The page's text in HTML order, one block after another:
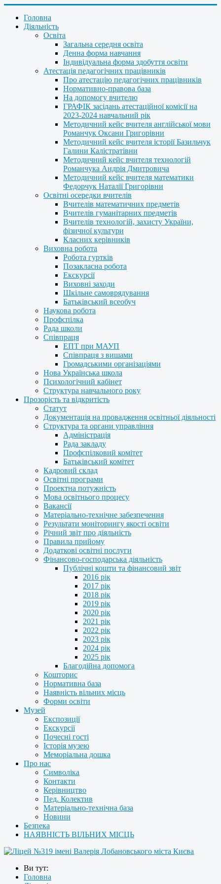
Головна
Діяльність
Освіта
Загальна середня освіта
Денна форма навчання
Індивідуальна форма здобуття освіти
Атестація педагогічних працівників
Про атестацію педагогічних працівників
Нормативно-правова база
На допомогу вчителю
ГРАФІК засідань атестаційної комісії на
2023-2024 навчальний рік
Методичний кейс вчителя англійської мови
Романчук Оксани Григорівни
Методичний кейс вчителя історії Базильчук
Галини Калістратівни
Методичний кейс вчителя технологій
Романчука Андрія Дмитровича
Методичний кейс вчителя математики
Федорчук Наталії Григорівни
Освітні осередки вчителів
Вчителів математичних предметів
Вчителів гуманітарних предметів
Вчителів технологій, захисту України,
фізичної культури
Класних керівників
Виховна робота
Робота гуртків
Позакласна робота
Екскурсії
Виховні заходи
Шкільне самоврядування
Батьківський всеобуч
Наукова робота
Профспілка
Рада школи
Співпраця
ЕПТ при МАУП
Співпраця з вишами
Громадськими організаціями
Нова Українська школа
Психологічний кабінет
Структура навчального року
Прозорість та відкритість
Статут
Документація на провадження освітньої діяльності
Структура та органи управління
Адміністрація
Рада закладу
Профспілковий комітет
Батьківський комітет
Кадровий склад
Освітні програми
Проектна потужність
Мова освітнього процесу
Вакансії
Матеріально-технічне забезпечення
Результати моніторингу якості освіти
Річний звіт про діяльність
Правила прийому
Додаткові освітні послуги
Фінансово-господарська діяльність
Публічні кошти та фінансовий звіт
2016 рік
2017 рік
2018 рік
2019 рік
2020 рік
2021 рік
2022 рік
2023 рік
2024 рік
2025 рік
Благодійна допомога
Кошторис
Нормативна база
Наявність вільних місць
Форми освіти
Музей
Експозиції
Екскурсії
Почесні гості
Історія музею
Меморіальна дошка
Про нас
Символіка
Контакти
Керівництво
Пед. Колектив
Матеріально-технічна база
Новини
Безпека
НАЯВНІСТЬ ВІЛЬНИХ МІСЦЬ
Ви тут:
Головна